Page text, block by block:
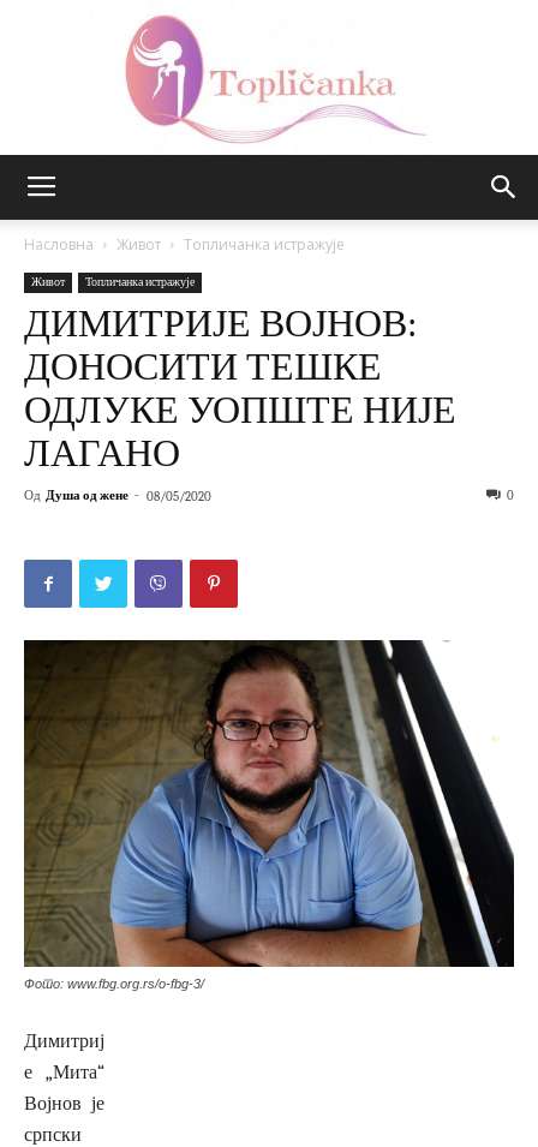
Насловна Живот Топличанка истражује
Живот Топличанка истражује
ДИМИТРИЈЕ ВОЈНОВ:
ДОНОСИТИ ТЕШКЕ
ОДЛУКЕ УОПШТЕ НИЈЕ
ЛАГАНО
Од Душа од жене - 08/05/2020 0
Фото: www.fbg.org.rs/o-fbg-3/
Димитриј
е „Мита“
Војнов је
српски